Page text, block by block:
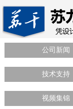
公司新闻
技术支持
视频集锦